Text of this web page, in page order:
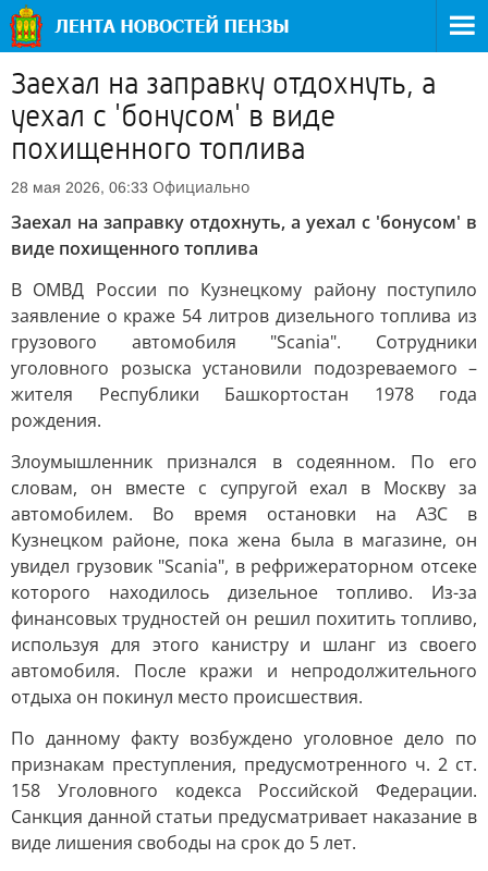
Заехал на заправку отдохнуть, а
уехал с 'бонусом' в виде
похищенного топлива
28 мая 2026, 06:33 Официально
Заехал на заправку отдохнуть, а уехал с 'бонусом' в
виде похищенного топлива
В ОМВД России по Кузнецкому району поступило
заявление о краже 54 литров дизельного топлива из
грузового автомобиля "Scania". Сотрудники
уголовного розыска установили подозреваемого –
жителя Республики Башкортостан 1978 года
рождения.
Злоумышленник признался в содеянном. По его
словам, он вместе с супругой ехал в Москву за
автомобилем. Во время остановки на АЗС в
Кузнецком районе, пока жена была в магазине, он
увидел грузовик "Scania", в рефрижераторном отсеке
которого находилось дизельное топливо. Из-за
финансовых трудностей он решил похитить топливо,
используя для этого канистру и шланг из своего
автомобиля. После кражи и непродолжительного
отдыха он покинул место происшествия.
По данному факту возбуждено уголовное дело по
признакам преступления, предусмотренного ч. 2 ст.
158 Уголовного кодекса Российской Федерации.
Санкция данной статьи предусматривает наказание в
виде лишения свободы на срок до 5 лет.